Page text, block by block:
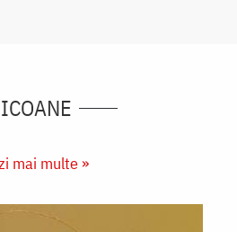
ICOANE
mai multe »